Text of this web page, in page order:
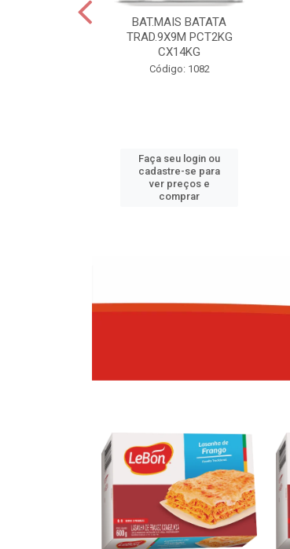
BAT.MAIS BATATA
TRAD.9X9M PCT2KG
CX14KG
Código: 1082
Faça seu login ou
cadastre-se para
ver preços e
comprar